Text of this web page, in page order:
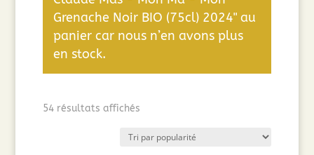
Grenache Noir BIO (75cl) 2024" au
panier car nous n’en avons plus
en stock.
54 résultats affichésTrié
popularité